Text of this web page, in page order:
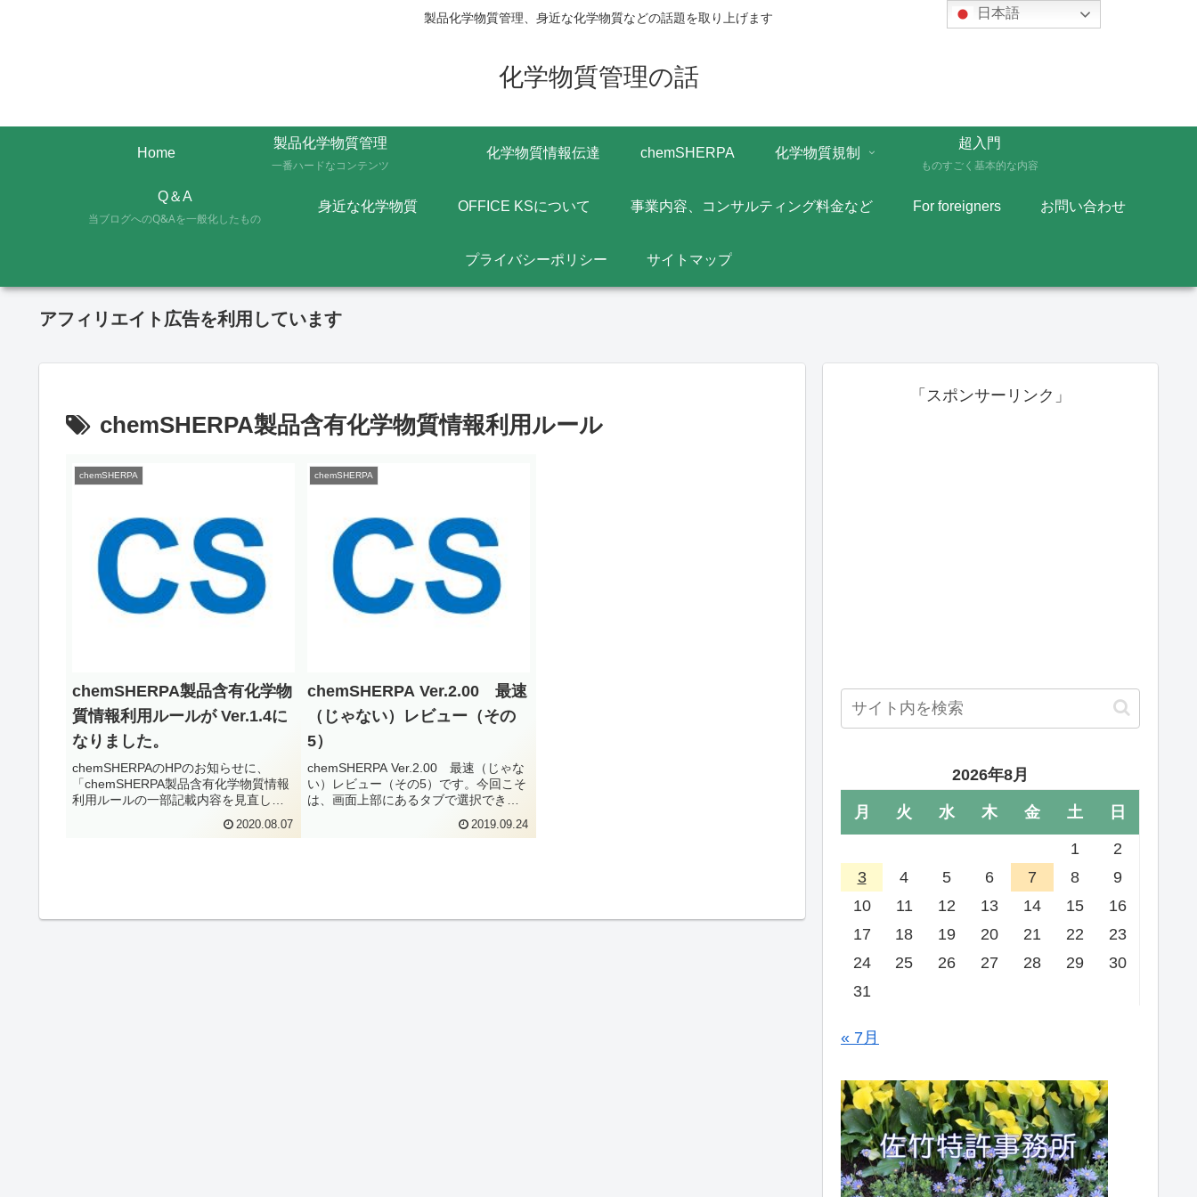
製品化学物質管理、身近な化学物質などの話題を取り上げます
化学物質管理の話
Home
製品化学物質管理
一番ハードなコンテンツ
化学物質情報伝達 chemSHERPA 化学物質規制
超入門
ものすごく基本的な内容
Q＆A
当ブログへのQ&Aを一般化したもの
身近な化学物質 OFFICE KSについて 事業内容、コンサルティング料金など For foreigners お問い合わせ
プライバシーポリシー サイトマップ
アフィリエイト広告を利用しています
chemSHERPA製品含有化学物質情報利用ルール
chemSHERPA
chemSHERPA製品含有化学物
質情報利用ルールが Ver.1.4に
なりました。
chemSHERPAのHPのお知らせに、
「chemSHERPA製品含有化学物質情報
利用ルールの一部記載内容を見直しま
した。(Ver.1.4)」が掲載されました。該
当ページに飛ぶと、「Ver.1.3につい
2020.08.07
chemSHERPA
chemSHERPA Ver.2.00 最速
（じゃない）レビュー（その
5）
chemSHERPA Ver.2.00 最速（じゃな
い）レビュー（その5）です。今回こそ
は、画面上部にあるタブで選択できる
コマンドの説明をしようと思っていま
した。しかし、今回も予定変更です。
2019.09.24
「スポンサーリンク」
2026年8月
月 火 水 木 金 土 日
1
2
3
4 5 6 7 8
9
10
11 12 13 14 15
16
17
18 19 20 21 22
23
24
25 26 27 28 29
30
31
« 7月
日本語